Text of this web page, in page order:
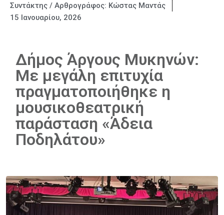
Συντάκτης / Αρθρογράφος: Κώστας Μαντάς
15 Ιανουαρίου, 2026
Δήμος Άργους Μυκηνών:
Με μεγάλη επιτυχία
πραγματοποιήθηκε η
μουσικοθεατρική
παράσταση «Άδεια
Ποδηλάτου»